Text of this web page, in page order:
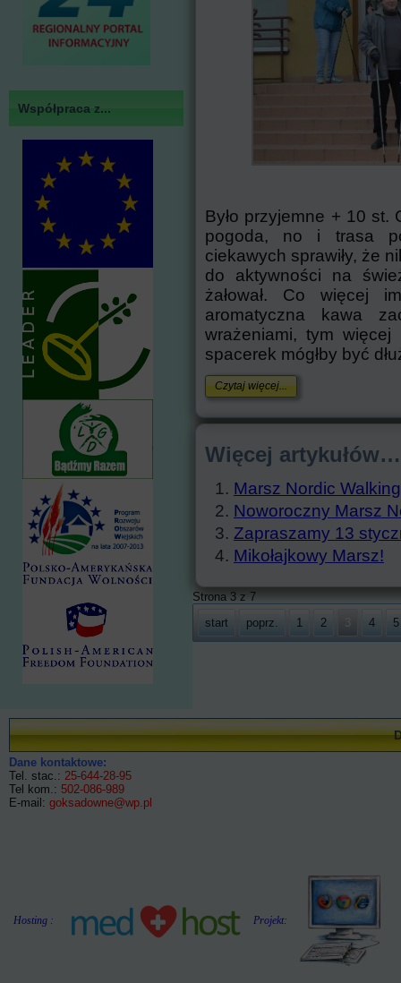
Współpraca z...
Było przyjemne + 10 st.
pogoda, no i trasa
ciekawych sprawiły, że
do aktywności na
żałował. Co więcej
aromatyczna kawa
wrażeniami, tym
spacerek mógłby być
Czytaj więcej...
Więcej artykułów…
Marsz Nordic
Noworoczny Marsz
Zapraszamy 13
Mikołajkowy Marsz!
Strona 3 z 7
start
poprz. 1 2 3 4 5
Dane kontaktowe:
Tel. stac.: 25-644-28-95
Tel kom.: 502-086-989
E-mail: goksadowne@wp.pl
Hosting : Projekt: